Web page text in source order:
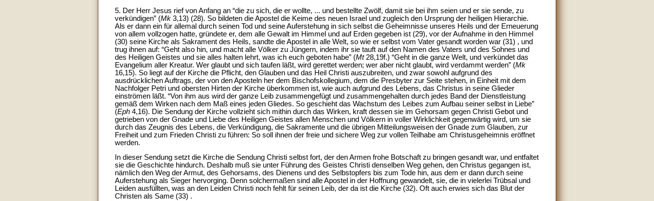
5. Der Herr Jesus rief von Anfang an “die zu sich, die er wollte, ... und bestellte Zwölf, damit sie bei ihm seien und er sie sende, zu
verkündigen” (Mk 3,13) (28). So bildeten die Apostel die Keime des neuen Israel und zugleich den Ursprung der heiligen Hierarchie.
Als er dann ein für allemal durch seinen Tod und seine Auferstehung in sich selbst die Geheimnisse unseres Heils und der Erneuerung
von allem vollzogen hatte, gründete er, dem alle Gewalt im Himmel und auf Erden gegeben ist (29), vor der Aufnahme in den Himmel
(30) seine Kirche als Sakrament des Heils, sandte die Apostel in alle Welt, so wie er selbst vom Vater gesandt worden war (31) , und
trug ihnen auf: “Geht also hin, und macht alle Völker zu Jüngern, indem ihr sie tauft auf den Namen des Vaters und des Sohnes und
des Heiligen Geistes und sie alles halten lehrt, was ich euch geboten habe” (Mt28,19f.) “Geht in die ganze Welt, und verkündet das
Evangelium aller Kreatur. Wer glaubt und sich taufen läßt, wird gerettet werden; wer aber nicht glaubt, wird verdammt werden” (Mk
16,15). So liegt auf der Kirche die Pflicht, den Glauben und das Heil Christi auszubreiten, und zwar sowohl aufgrund des
ausdrücklichen Auftrags, der von den Aposteln her dem Bischofskollegium, dem die Presbyter zur Seite stehen, in Einheit mit dem
Nachfolger Petri und obersten Hirten der Kirche überkommen ist, wie auch aufgrund des Lebens, das Christus in seine Glieder
einströmen läßt. “Von ihm aus wird der ganze Leib zusammengefügt und zusammengehalten durch jedes Band der Dienstleistung
gemäß dem Wirken nach dem Maß eines jeden Gliedes. So geschieht das Wachstum des Leibes zum Aufbau seiner selbst in Liebe”
(Eph 4,16). Die Sendung der Kirche vollzieht sich mithin durch das Wirken, kraft dessen sie im Gehorsam gegen Christi Gebot und
getrieben von der Gnade und Liebe des Heiligen Geistes allen Menschen und Völkern in voller Wirklichkeit gegenwärtig wird, um sie
durch das Zeugnis des Lebens, die Verkündigung, die Sakramente und die übrigen Mitteilungsweisen der Gnade zum Glauben, zur
Freiheit und zum Frieden Christi zu führen: So soll ihnen der freie und sichere Weg zur vollen Teilhabe am Christusgeheimnis eröffnet
werden.
In dieser Sendung setzt die Kirche die Sendung Christi selbst fort, der den Armen frohe Botschaft zu bringen gesandt war, und entfaltet
sie die Geschichte hindurch. Deshalb muß sie unter Führung des Geistes Christi denselben Weg gehen, den Christus gegangen ist,
nämlich den Weg der Armut, des Gehorsams, des Dienens und des Selbstopfers bis zum Tode hin, aus dem er dann durch seine
Auferstehung als Sieger hervorging. Denn solchermaßen sind alle Apostel in der Hoffnung gewandelt, sie, die in vielerlei Trübsal und
Leiden ausfüllten, was an den Leiden Christi noch fehlt für seinen Leib, der da ist die Kirche (32). Oft auch erwies sich das Blut der
Christen als Same (33) .